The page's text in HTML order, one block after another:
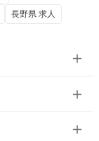
長野県 求人